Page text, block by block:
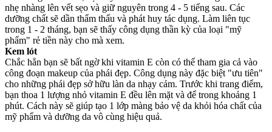
nhẹ nhàng lên vết sẹo và giữ nguyên trong 4 - 5 tiếng sau. Các
dưỡng chất sẽ dần thẩm thấu và phát huy tác dụng. Làm liên tục
trong 1 - 2 tháng, bạn sẽ thấy công dụng thần kỳ của loại "mỹ
phẩm" rẻ tiền này cho mà xem.
Kem lót
Chắc hẳn bạn sẽ bất ngờ khi vitamin E còn có thể tham gia cả vào
công đoạn makeup của phái đẹp. Công dụng này đặc biệt "ưu tiên"
cho những phái đẹp sở hữu làn da nhạ‌y cả‌m. Trước khi trang điểm,
bạn thoa 1 lượng nhỏ vitamin E đều lên mặt và để trong khoảng 1
phút. Cách này sẽ giúp tạo 1 lớp màng bảo vệ da khỏi hó‌a chấ‌t của
mỹ phẩm và dưỡng da vô cùng hiệu quả.